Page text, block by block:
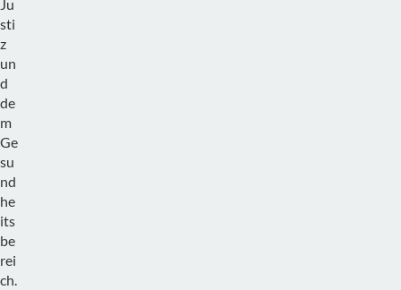
Ju
sti
z
un
d
de
m
Ge
su
nd
he
its
be
rei
ch.